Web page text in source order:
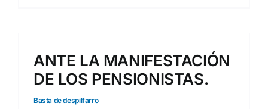
ANTE LA MANIFESTACIÓN
DE LOS PENSIONISTAS.
Basta de despilfarro